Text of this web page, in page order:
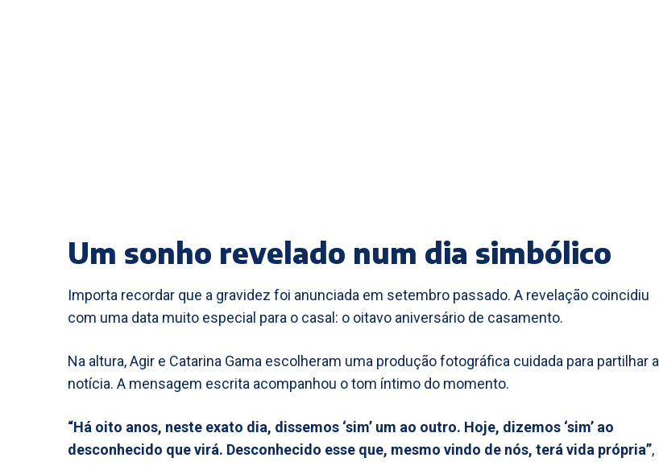
Um sonho revelado num dia simbólico
Importa recordar que a gravidez foi anunciada em setembro passado. A revelação coincidiu
com uma data muito especial para o casal: o oitavo aniversário de casamento.
Na altura, Agir e Catarina Gama escolheram uma produção fotográfica cuidada para partilhar a
notícia. A mensagem escrita acompanhou o tom íntimo do momento.
“Há oito anos, neste exato dia, dissemos ‘sim’ um ao outro. Hoje, dizemos ‘sim’ ao
desconhecido que virá. Desconhecido esse que, mesmo vindo de nós, terá vida própria”,